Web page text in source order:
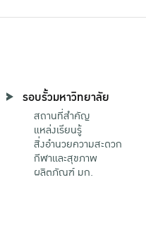
รอบรั้วมหาวิทยาลัย
สถานที่สำคัญ
แหล่งเรียนรู้
สิ่งอำนวยความสะดวก
กีฬาและสุขภาพ
ผลิตภัณฑ์ มก.